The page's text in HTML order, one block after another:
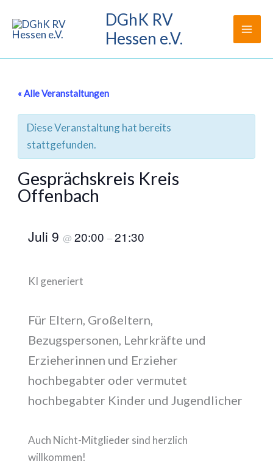
Inhalt
springen
DGhK RV
Hessen e.V.
« Alle Veranstaltungen
Diese Veranstaltung hat bereits
stattgefunden.
Gesprächskreis Kreis
Offenbach
Juli 9@20:00–21:30
KI generiert
Für Eltern, Großeltern,
Bezugspersonen, Lehrkräfte und
Erzieherinnen und Erzieher
hochbegabter oder vermutet
hochbegabter Kinder und Jugendlicher
Auch Nicht-Mitglieder sind herzlich
willkommen!